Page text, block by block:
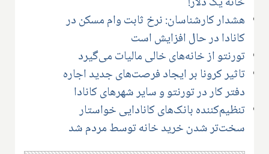
هشدار کارشناسان: نرخ ثابت وام مسکن در
کانادا در حال افزایش است
تورنتو از خانه‌های خالی مالیات می‌گیرد
تاثیر کرونا بر ایجاد فرصت‌های جدید اجاره
دفتر کار در تورنتو و سایر شهرهای کانادا
تنظیم‌کننده بانک‌های کانادایی خواستار
سخت‌تر شدن خرید خانه توسط مردم شد